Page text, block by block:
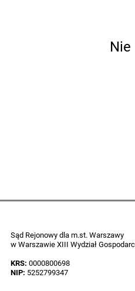
Sąd Rejonowy dla m.st. Warszawy
w Warszawie XIII Wydział
KRS: 0000800698
NIP: 5252799347